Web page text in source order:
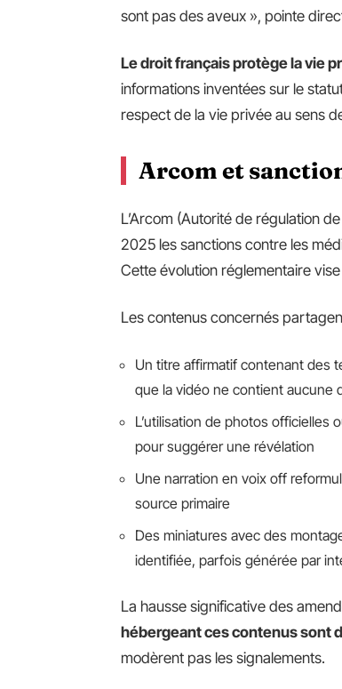
sont pas des aveux », pointe
Le droit français protège la vie
informations inventées sur le
respect de la vie privée au sens
Arcom et
L’Arcom (Autorité de régulation
2025 les sanctions contre les
Cette évolution réglementaire
Les contenus concernés
Un titre affirmatif contenant des
que la vidéo ne contient aucune
L’utilisation de photos officielles
pour suggérer une révélation
Une narration en voix off
source primaire
Des miniatures avec des
identifiée, parfois générée par
La hausse significative des
hébergeant ces contenus sont
modèrent pas les signalements.